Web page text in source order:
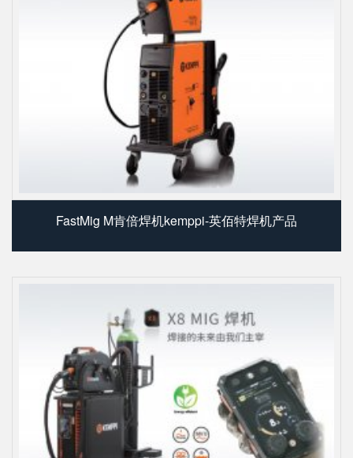
FastMig M肯倍焊机kemppi-英佰特焊机产品